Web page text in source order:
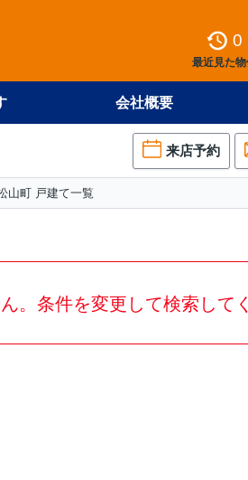
0
最近見た
会社概要
来店予約
山町 戸建て一覧
。条件を変更して検索して